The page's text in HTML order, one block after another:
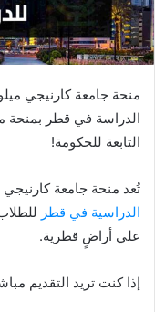
الدراسة في قطر بمنحة
التابعة للحكومة!
تُعد منحة جامعة
الدراسية في قطر
علي أراضٍ قطرية.
إذا كنت تريد التقديم